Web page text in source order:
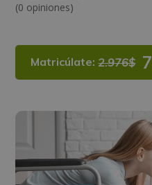
(0 opiniones)
Matricúlate:2.976$